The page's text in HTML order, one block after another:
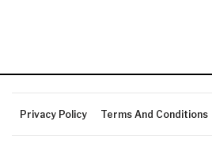
Privacy Policy Terms And Conditions